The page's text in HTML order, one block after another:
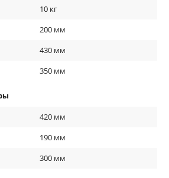
10 кг
200 мм
430 мм
350 мм
420 мм
190 мм
300 мм